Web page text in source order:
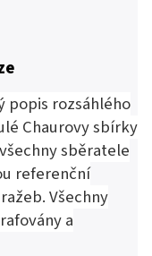
popis rozsáhlého
Chaurovy sbírky
sběratele
referenční
Všechny
a